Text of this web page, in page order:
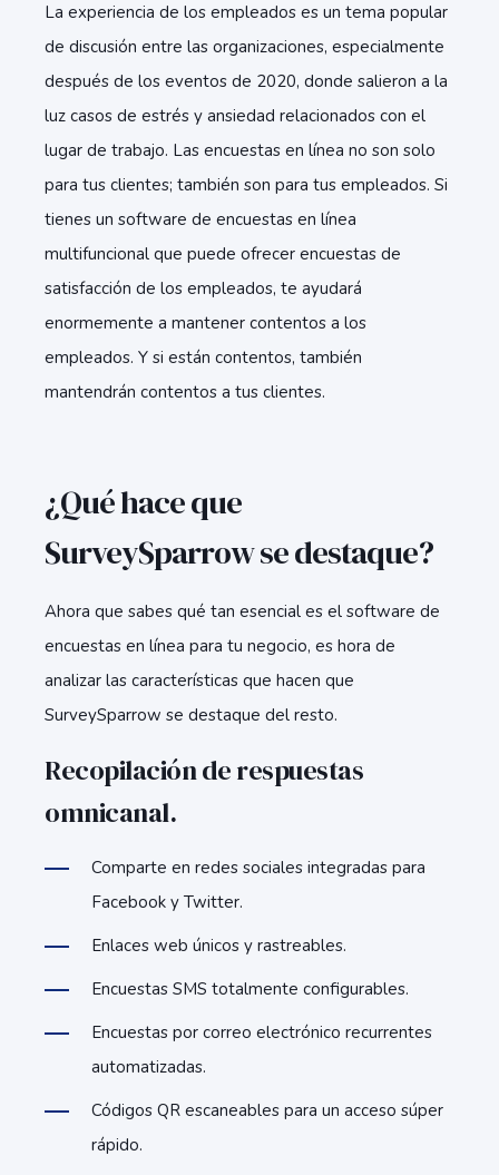
La experiencia de los empleados es un tema popular
de discusión entre las organizaciones, especialmente
después de los eventos de 2020, donde salieron a la
luz casos de estrés y ansiedad relacionados con el
lugar de trabajo. Las encuestas en línea no son solo
para tus clientes; también son para tus empleados. Si
tienes un software de encuestas en línea
multifuncional que puede ofrecer encuestas de
satisfacción de los empleados, te ayudará
enormemente a mantener contentos a los
empleados. Y si están contentos, también
mantendrán contentos a tus clientes.
¿Qué hace que
SurveySparrow se destaque?
Ahora que sabes qué tan esencial es el software de
encuestas en línea para tu negocio, es hora de
analizar las características que hacen que
SurveySparrow se destaque del resto.
Recopilación de respuestas
omnicanal.
Comparte en redes sociales integradas para
Facebook y Twitter.
Enlaces web únicos y rastreables.
Encuestas SMS totalmente configurables.
Encuestas por correo electrónico recurrentes
automatizadas.
Códigos QR escaneables para un acceso súper
rápido.